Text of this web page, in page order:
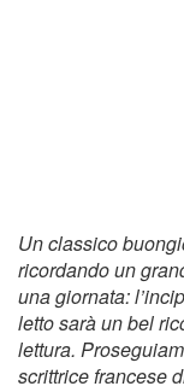
Un classico
ricordando un
una giornata:
letto sarà un bel
lettura.
scrittrice francese